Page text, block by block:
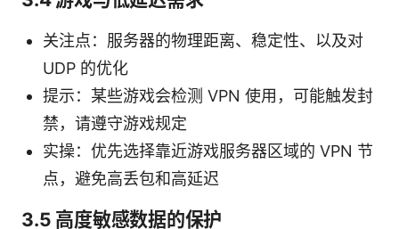
关注点：服务器的物理距离、稳定性、以及对
UDP 的优化
提示：某些游戏会检测 VPN 使用，可能触发封
禁，请遵守游戏规定
实操：优先选择靠近游戏服务器区域的 VPN 节
点，避免高丢包和高延迟
3.5 高度敏感数据的保护